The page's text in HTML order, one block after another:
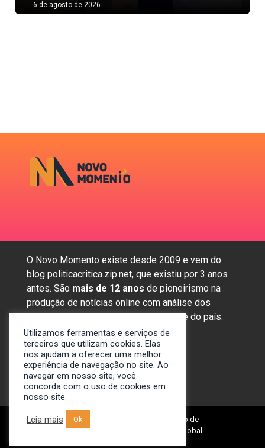
6 de agosto de 2026
O Novo Momento existe desde 2009 e vem do
blog politicacritica.zip.net, que existiu por 3 anos
antes. São mais de 12 anos de pioneirismo na
produção de notícias online com análise dos
assuntos mais importantes da região e do país.
Sobre nós
Anunciar
Contato
© 2009-2024. Portal Novo Momento de
Notícias. Desenvolvido por: Spivit Global
Utilizamos ferramentas e serviços de
terceiros que utilizam cookies. Elas
nos ajudam a oferecer uma melhor
experiência de navegação no site. Ao
navegar em nosso site, você
concorda com o uso de cookies em
nosso site.
Leia mais Ok